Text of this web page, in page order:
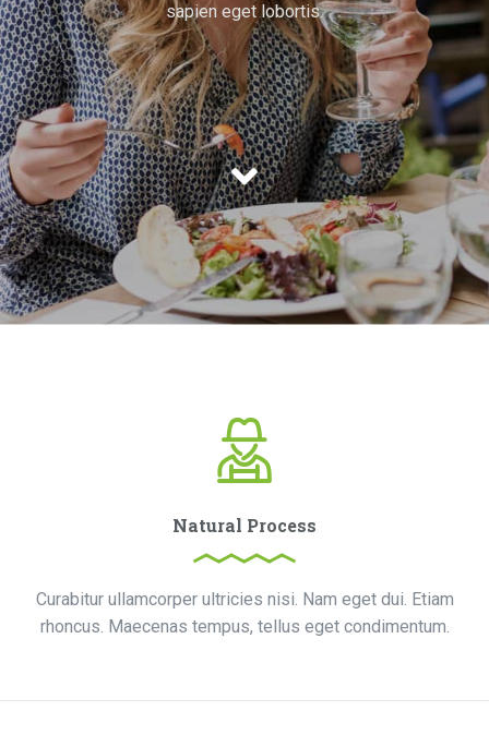
sapien eget lobortis.
Natural Process
Curabitur ullamcorper ultricies nisi. Nam eget dui. Etiam
rhoncus. Maecenas tempus, tellus eget condimentum.